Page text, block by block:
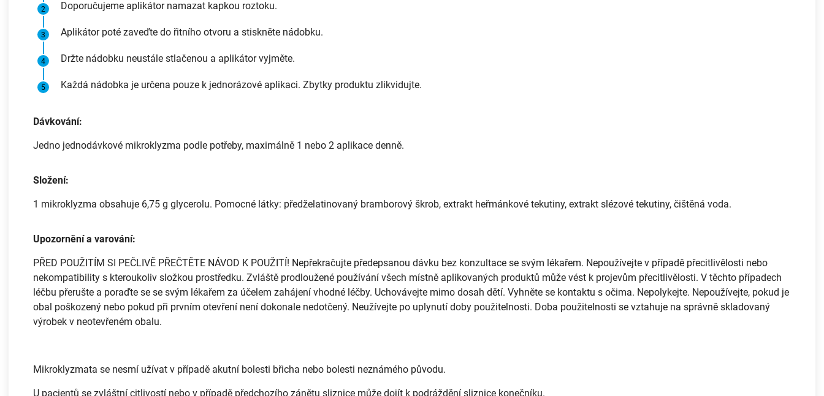
Doporučujeme aplikátor namazat kapkou roztoku.
Aplikátor poté zaveďte do řitního otvoru a stiskněte nádobku.
Držte nádobku neustále stlačenou a aplikátor vyjměte.
Každá nádobka je určena pouze k jednorázové aplikaci. Zbytky produktu zlikvidujte.
Dávkování:
Jedno jednodávkové mikroklyzma podle potřeby, maximálně 1 nebo 2 aplikace denně.
Složení:
1 mikroklyzma obsahuje 6,75 g glycerolu. Pomocné látky: předželatinovaný bramborový škrob, extrakt heřmánkové tekutiny, extrakt slézové tekutiny, čištěná voda.
Upozornění a varování:
PŘED POUŽITÍM SI PEČLIVĚ PŘEČTĚTE NÁVOD K POUŽITÍ! Nepřekračujte předepsanou dávku bez konzultace se svým lékařem. Nepoužívejte v případě přecitlivělosti nebo
nekompatibility s kteroukoliv složkou prostředku. Zvláště prodloužené používání všech místně aplikovaných produktů může vést k projevům přecitlivělosti. V těchto případech
léčbu přerušte a poraďte se se svým lékařem za účelem zahájení vhodné léčby. Uchovávejte mimo dosah dětí. Vyhněte se kontaktu s očima. Nepolykejte. Nepoužívejte, pokud je
obal poškozený nebo pokud při prvním otevření není dokonale nedotčený. Neužívejte po uplynutí doby použitelnosti. Doba použitelnosti se vztahuje na správně skladovaný
výrobek v neotevřeném obalu.
Mikroklyzmata se nesmí užívat v případě akutní bolesti břicha nebo bolesti neznámého původu.
U pacientů se zvláštní citlivostí nebo v případě předchozího zánětu sliznice může dojít k podráždění sliznice konečníku.